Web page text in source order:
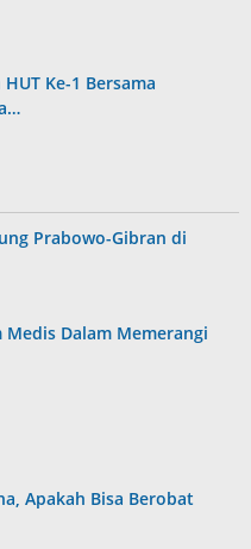
Ke-1 Bersama
Prabowo-Gibran di
Dalam Memerangi
Apakah Bisa Berobat